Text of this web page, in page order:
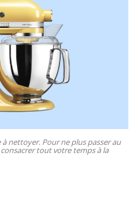
nettoyer. Pour ne plus passer au
tout votre temps à la